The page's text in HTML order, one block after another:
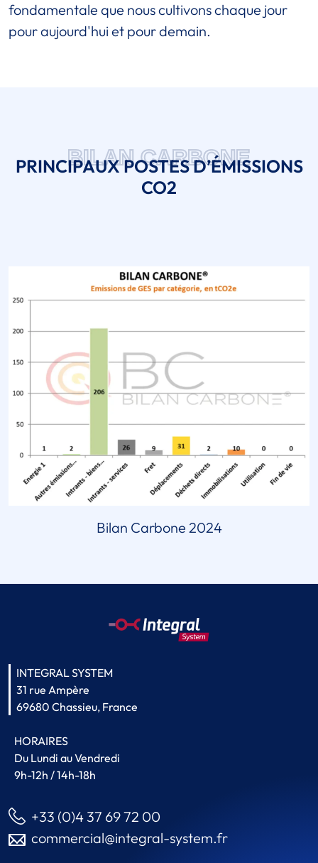
fondamentale que nous cultivons chaque jour
pour aujourd'hui et pour demain.
PRINCIPAUX POSTES D’ÉMISSIONS
CO2
BILAN CARBONE
Bilan Carbone 2024
INTEGRAL SYSTEM
31 rue Ampère
69680 Chassieu, France
HORAIRES
Du Lundi au Vendredi
9h-12h / 14h-18h
+33 (0)4 37 69 72 00
commercial@integral-system.fr